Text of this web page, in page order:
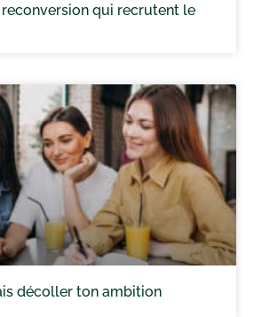
qui recrutent le
décoller ton ambition